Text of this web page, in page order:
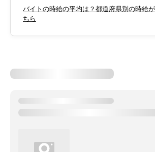
バイトの時給の平均は？都道府県別の時給
ちら